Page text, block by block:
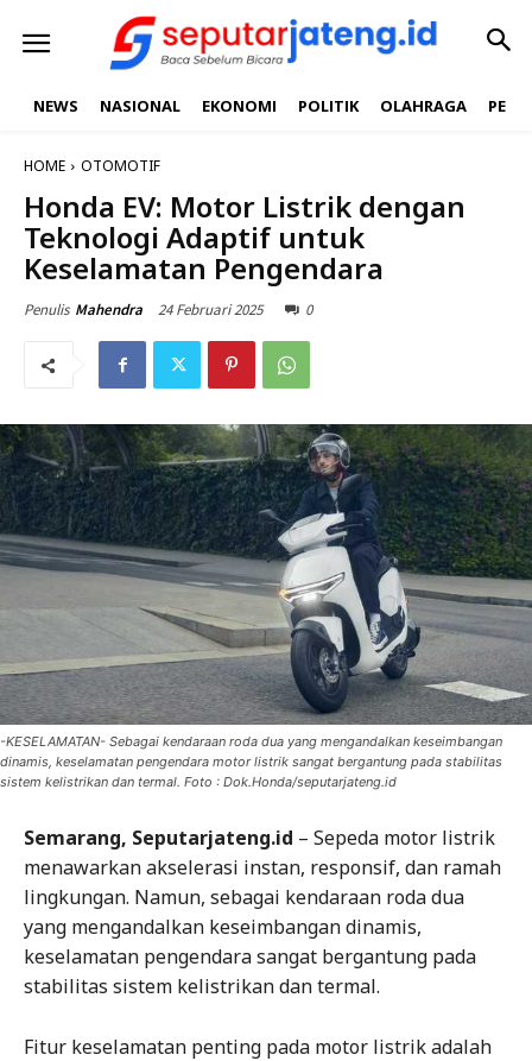
NEWS NASIONAL EKONOMI POLITIK OLAHRAGA
HOME OTOMOTIF
Honda EV: Motor Listrik dengan
Teknologi Adaptif untuk
Keselamatan Pengendara
Penulis Mahendra 24 Februari 2025 0
-KESELAMATAN- Sebagai kendaraan roda dua yang mengandalkan keseimbangan
dinamis, keselamatan pengendara motor listrik sangat bergantung pada stabilitas
sistem kelistrikan dan termal. Foto : Dok.Honda/seputarjateng.id
Semarang, Seputarjateng.id – Sepeda motor listrik
menawarkan akselerasi instan, responsif, dan ramah
lingkungan. Namun, sebagai kendaraan roda dua
yang mengandalkan keseimbangan dinamis,
keselamatan pengendara sangat bergantung pada
stabilitas sistem kelistrikan dan termal.
Fitur keselamatan penting pada motor listrik adalah